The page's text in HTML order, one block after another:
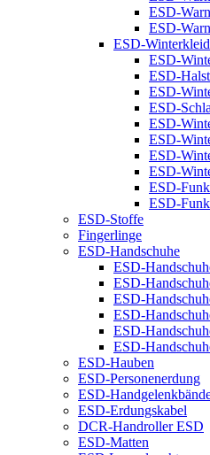
ESD-
ESD-
ESD-
ESD-
ESD-
ESD-
ESD-
ESD-
ESD-
ESD-
ESD-
ESD-
ESD-
ESD-Stoffe
Fingerlinge
ESD-Handschuhe
ESD-
ESD-
ESD-
ESD-
ESD-
ESD-
ESD-Hauben
ESD-Personenerdung
ESD-
ESD-Erdungskabel
DCR-Handroller ESD
ESD-Matten